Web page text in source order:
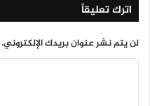
اترك تعليقاً
لن يتم نشر عنوان بريدك الإلكتروني.